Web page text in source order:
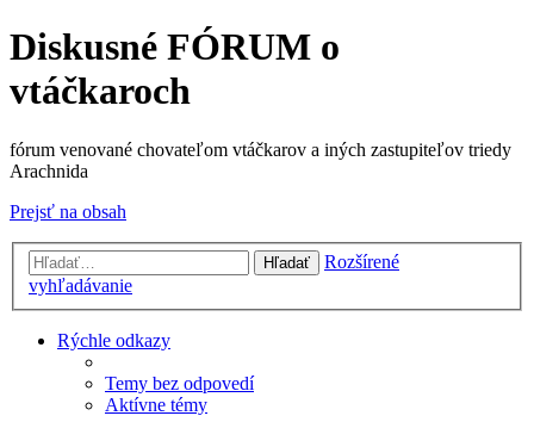
Diskusné FÓRUM o
vtáčkaroch
fórum venované chovateľom vtáčkarov a iných zastupiteľov triedy
Arachnida
Prejsť na obsah
Hľadať
Rozšírené
vyhľadávanie
Rýchle odkazy
Temy bez odpovedí
Aktívne témy